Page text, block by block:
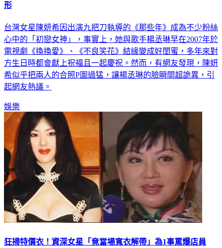
形
台灣女星陳妍希因出演九把刀執導的《那些年》成為不少粉絲
心中的「初戀女神」，事實上，她與歌手楊丞琳早在2007年於
電視劇《換換愛》、《不良笑花》結緣變成好閨蜜，多年來對
方生日時都會獻上祝福且一起慶祝。然而，有網友發現，陳妍
希似乎把兩人的合照P圖過猛，讓楊丞琳的臉瞬間超詭異，引
起網友熱議。
娛樂
狂掃特價衣！資深女星「竟當場寬衣解帶」為1事罵爆店員